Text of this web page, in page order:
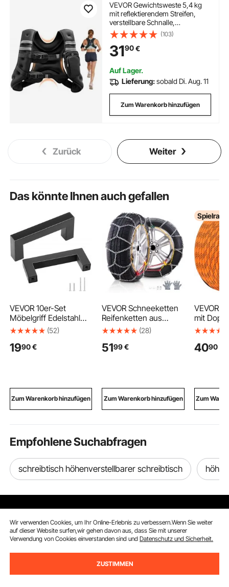
VEVOR Gewichtsweste 5,4 kg
mit reflektierendem Streifen,
verstellbare Schnalle,
Körpergewichtsweste für
Männer und Frauen,
Trainingsgerät für Krafttraining
Laufen Joggen Fitness
Gewichtsverlust
(103)
3190€
Auf Lager.
Lieferung:sobald Di. Aug. 11
Zum Warenkorb hinzufügen
Zurück Weiter
Das könnte Ihnen auch gefallen
VEVOR 10er-Set
Möbelgriff Edelstahl
Stangengriff
Küchengriff
Schrankplatten von
1,52 bis 2cm oder 1,27
(52)
1990€
Zum Warenkorb hinzufügen
VEVOR Schneeketten
Reifenketten aus
Mangan-legierter
Traktionsketten, 2 Stk.
Notfallzugketten für
Autos Pickups SUVs
(28)
5199 €
Zum Warenkorb hinzufügen
VEVOR
mit
mm x 61
für
4090
Zum
Empfohlene Suchabfragen
schreibtisch höhenverstellbarer schreibtisch
E-Mail Adresse Abonnieren
Wir verwenden Cookies, um Ihr Online-Erlebnis zu verbessern.Wenn Sie weiter
auf dieser Website surfen,wir gehen davon aus, dass Sie mit unserer
Verwendung von Cookies einverstanden sind undDatenschutz und Sicherheit.
ZUSTIMMEN